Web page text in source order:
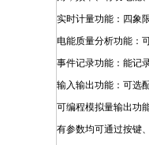
实时计量功能：四象
电能质量分析功能：
事件记录功能：能记
输入输出功能：可选
可编程模拟量输出功
有参数均可通过按键